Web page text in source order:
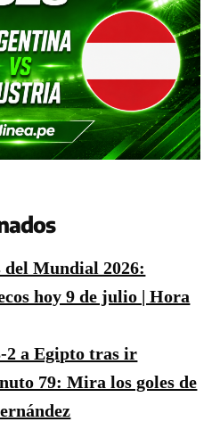
Mundial 2026:
hoy 9 de julio | Hora
2 a Egipto tras ir
79: Mira los goles de